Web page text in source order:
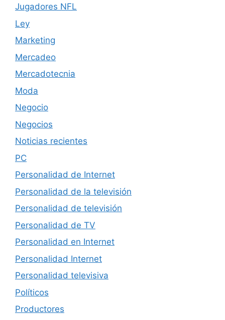
Jugadores NFL
Ley
Marketing
Mercadeo
Mercadotecnia
Moda
Negocio
Negocios
Noticias recientes
PC
Personalidad de Internet
Personalidad de la televisión
Personalidad de televisión
Personalidad de TV
Personalidad en Internet
Personalidad Internet
Personalidad televisiva
Políticos
Productores